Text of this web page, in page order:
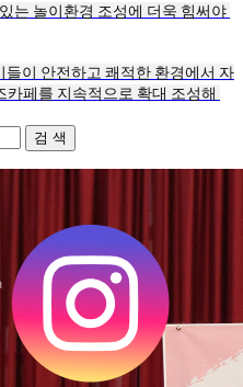
는 놀이환경 조성에 더욱 힘써야
이 안전하고 쾌적한 환경에서 자
카페를 지속적으로 확대 조성해